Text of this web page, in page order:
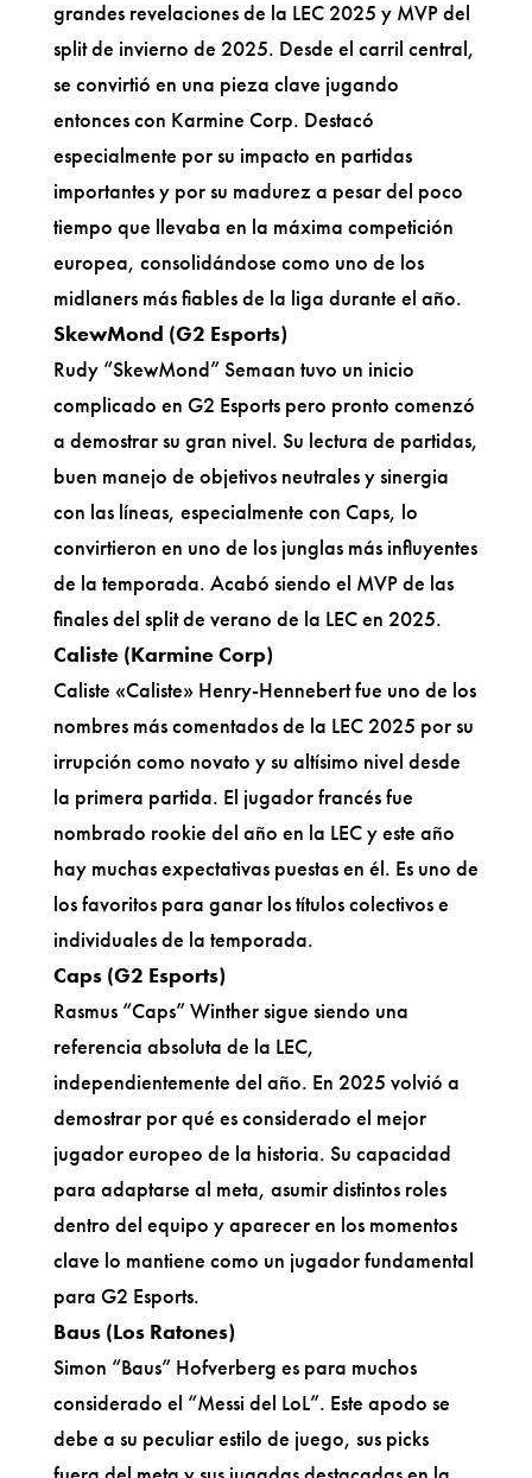
grandes revelaciones de la LEC 2025 y MVP del
split de invierno de 2025. Desde el carril central,
se convirtió en una pieza clave jugando
entonces con Karmine Corp. Destacó
especialmente por su impacto en partidas
importantes y por su madurez a pesar del poco
tiempo que llevaba en la máxima competición
europea, consolidándose como uno de los
midlaners más fiables de la liga durante el año.
SkewMond (G2 Esports)
Rudy “SkewMond” Semaan tuvo un inicio
complicado en G2 Esports pero pronto comenzó
a demostrar su gran nivel. Su lectura de partidas,
buen manejo de objetivos neutrales y sinergia
con las líneas, especialmente con Caps, lo
convirtieron en uno de los junglas más influyentes
de la temporada. Acabó siendo el MVP de las
finales del split de verano de la LEC en 2025.
Caliste (Karmine Corp)
Caliste «Caliste» Henry-Hennebert fue uno de los
nombres más comentados de la LEC 2025 por su
irrupción como novato y su altísimo nivel desde
la primera partida. El jugador francés fue
nombrado rookie del año en la LEC y este año
hay muchas expectativas puestas en él. Es uno de
los favoritos para ganar los títulos colectivos e
individuales de la temporada.
Caps (G2 Esports)
Rasmus “Caps” Winther sigue siendo una
referencia absoluta de la LEC,
independientemente del año. En 2025 volvió a
demostrar por qué es considerado el mejor
jugador europeo de la historia. Su capacidad
para adaptarse al meta, asumir distintos roles
dentro del equipo y aparecer en los momentos
clave lo mantiene como un jugador fundamental
para G2 Esports.
Baus (Los Ratones)
Simon “Baus” Hofverberg es para muchos
considerado el “Messi del LoL”. Este apodo se
debe a su peculiar estilo de juego, sus picks